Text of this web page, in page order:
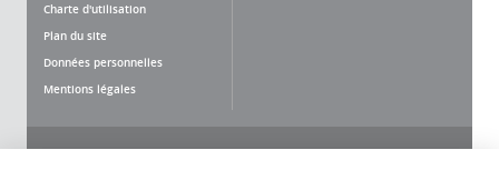
Charte d'utilisation
Plan du site
Données personnelles
Mentions légales